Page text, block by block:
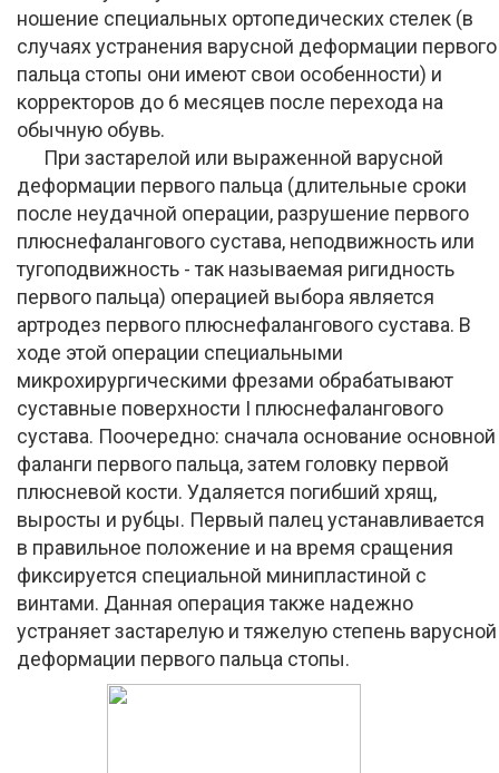
ношение специальных ортопедических стелек (в
случаях устранения варусной деформации первого
пальца стопы они имеют свои особенности) и
корректоров до 6 месяцев после перехода на
обычную обувь.
При застарелой или выраженной варусной
деформации первого пальца (длительные сроки
после неудачной операции, разрушение первого
плюснефалангового сустава, неподвижность или
тугоподвижность - так называемая ригидность
первого пальца) операцией выбора является
артродез первого плюснефалангового сустава. В
ходе этой операции специальными
микрохирургическими фрезами обрабатывают
суставные поверхности I плюснефалангового
сустава. Поочередно: сначала основание основной
фаланги первого пальца, затем головку первой
плюсневой кости. Удаляется погибший хрящ,
выросты и рубцы. Первый палец устанавливается
в правильное положение и на время сращения
фиксируется специальной минипластиной с
винтами. Данная операция также надежно
устраняет застарелую и тяжелую степень варусной
деформации первого пальца стопы.